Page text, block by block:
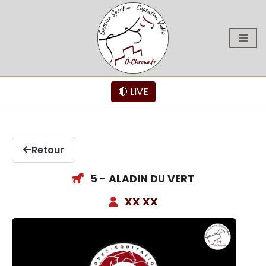
🔴 LIVE
Retour
5 - ALADIN DU VERT
XX XX